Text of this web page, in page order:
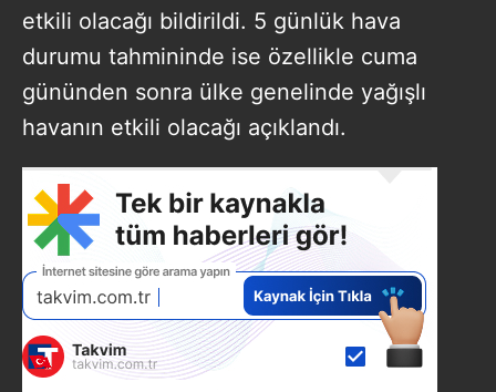
etkili olacağı bildirildi. 5 günlük hava
durumu tahmininde ise özellikle cuma
gününden sonra ülke genelinde yağışlı
havanın etkili olacağı açıklandı.